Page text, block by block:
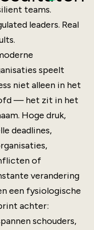
teams.
leaders. Real
speelt
niet alleen in het
— het zit in het
Hoge druk,
deadlines,
of
verandering
een fysiologische
achter:
schouders,